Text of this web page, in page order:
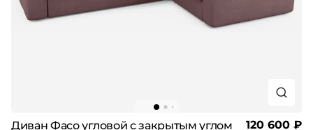
Диван Фасо угловой с закрытым углом 120 600 ₽